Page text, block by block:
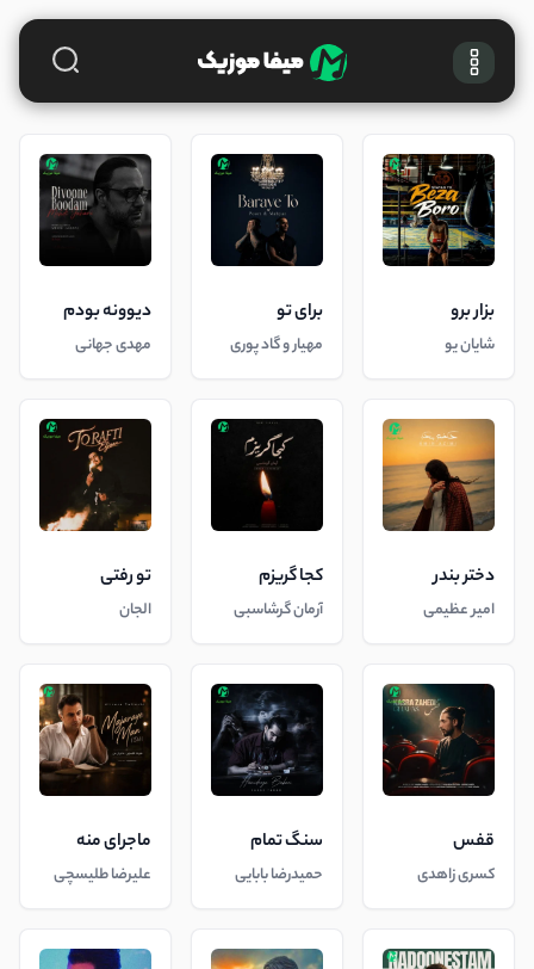
بزار برو
شایان یو
برای تو
مهیار و گاد پوری
دیوونه بودم
مهدی جهانی
دختر بندر
امیر عظیمی
کجا گریزم
آرمان گرشاسبی
تو رفتی
الجان
قفس
کسری زاهدی
سنگ تمام
حمیدرضا بابایی
ماجرای منه
علیرضا طلیسچی